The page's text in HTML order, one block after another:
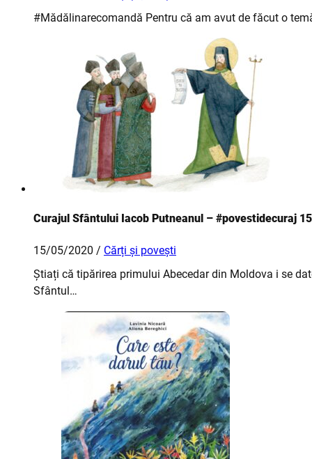
#Mădălinarecomandă Pentru că am avut de făcut o
Curajul Sfântului Iacob Putneanul – #povestidecuraj 15
15/05/2020 / Cărți și povești
Știați că tipărirea primului Abecedar din Moldova i se
Sfântul…